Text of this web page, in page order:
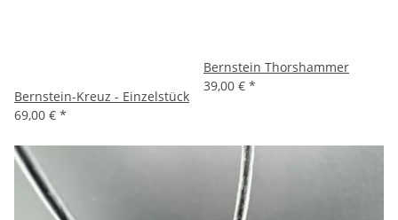
Bernstein-Kreuz - Einzelstück
69,00 € *
Bernstein Thorshammer
39,00 € *